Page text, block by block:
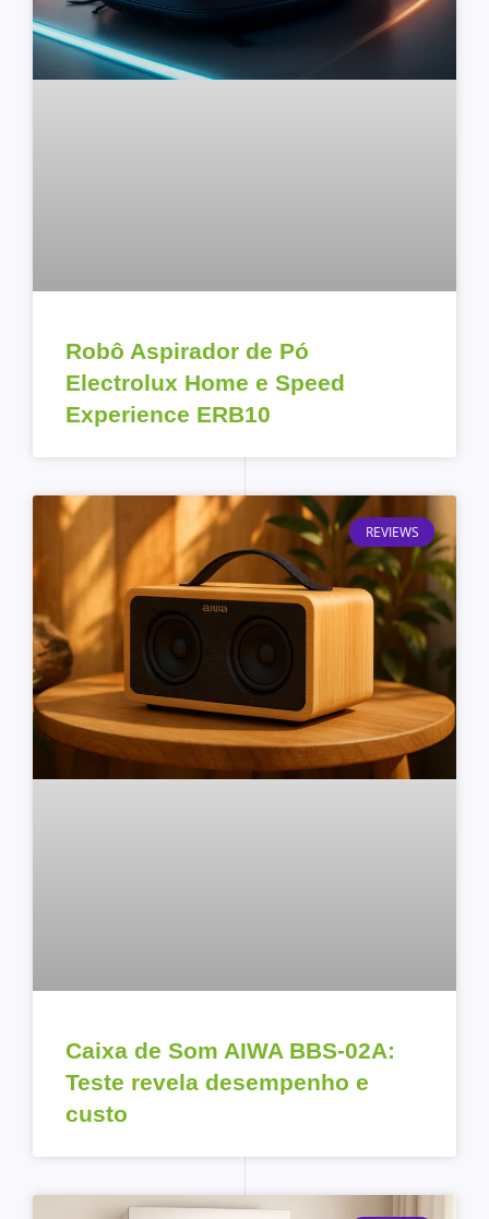
Robô Aspirador de Pó
Electrolux Home e Speed
Experience ERB10
REVIEWS
Caixa de Som AIWA BBS-02A:
Teste revela desempenho e
custo